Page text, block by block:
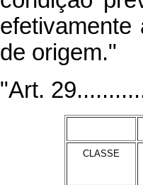
efetivamente
de origem."
"Art.
CLASSE